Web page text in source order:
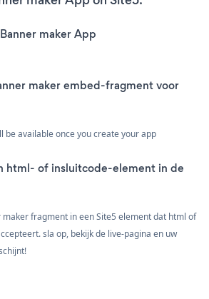
maker App
maker embed-fragment voor
be available once you create your app
html- of insluitcode-element in de
maker fragment in een Site5 element dat html of
sla op, bekijk de live-pagina en uw